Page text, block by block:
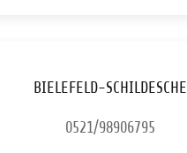
BIELEFELD-SCHILDESCHE
0521/98906795